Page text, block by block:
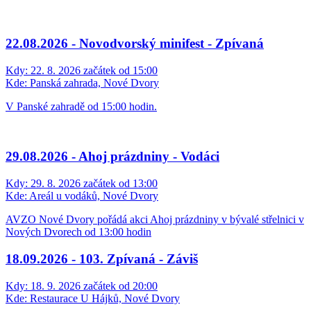
22.08.2026 - Novodvorský minifest - Zpívaná
Kdy: 22. 8. 2026 začátek od 15:00
Kde: Panská zahrada, Nové Dvory
V Panské zahradě od 15:00 hodin.
29.08.2026 - Ahoj prázdniny - Vodáci
Kdy: 29. 8. 2026 začátek od 13:00
Kde: Areál u vodáků, Nové Dvory
AVZO Nové Dvory pořádá akci Ahoj prázdniny v bývalé střelnici v
Nových Dvorech od 13:00 hodin
18.09.2026 - 103. Zpívaná - Záviš
Kdy: 18. 9. 2026 začátek od 20:00
Kde: Restaurace U Hájků, Nové Dvory